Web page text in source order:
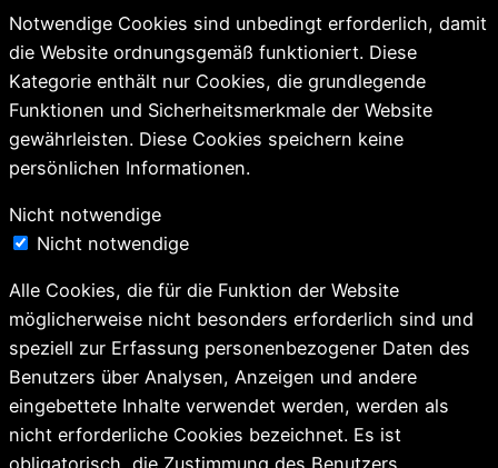
Notwendige Cookies sind unbedingt erforderlich, damit
die Website ordnungsgemäß funktioniert. Diese
Kategorie enthält nur Cookies, die grundlegende
Funktionen und Sicherheitsmerkmale der Website
gewährleisten. Diese Cookies speichern keine
persönlichen Informationen.
Nicht notwendige
Nicht notwendige
Alle Cookies, die für die Funktion der Website
möglicherweise nicht besonders erforderlich sind und
speziell zur Erfassung personenbezogener Daten des
Benutzers über Analysen, Anzeigen und andere
eingebettete Inhalte verwendet werden, werden als
nicht erforderliche Cookies bezeichnet. Es ist